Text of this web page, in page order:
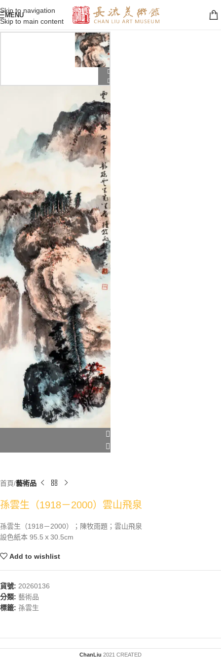
Skip to navigation
Skip to main content
MENU
首頁 藝術品
孫雲生（1918－2000）雲山飛泉
孫雲生（1918－2000）；陳牧雨題；雲山飛泉
設色紙本 95.5ｘ30.5cm
Add to wishlist
貨號: 20260136
分類: 藝術品
標籤: 孫雲生
ChanLiu 2021 CREATED